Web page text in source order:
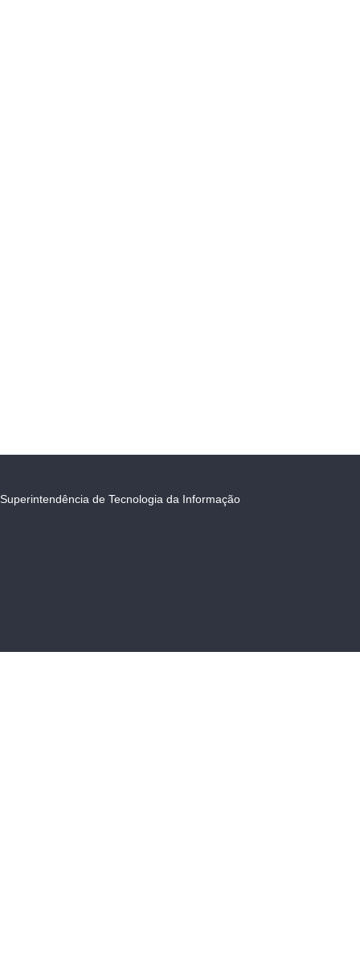
Superintendência de Tecnologia da Informação